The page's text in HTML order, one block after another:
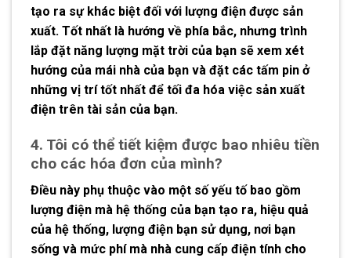
tạo ra sự khác biệt đối với lượng điện được sản
xuất. Tốt nhất là hướng về phía bắc, nhưng trình
lắp đặt năng lượng mặt trời của bạn sẽ xem xét
hướng của mái nhà của bạn và đặt các tấm pin ở
những vị trí tốt nhất để tối đa hóa việc sản xuất
điện trên tài sản của bạn.
4. Tôi có thể tiết kiệm được bao nhiêu tiền
cho các hóa đơn của mình?
Điều này phụ thuộc vào một số yếu tố bao gồm
lượng điện mà hệ thống của bạn tạo ra, hiệu quả
của hệ thống, lượng điện bạn sử dụng, nơi bạn
sống và mức phí mà nhà cung cấp điện tính cho